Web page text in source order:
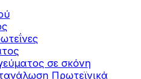
σε σκόνη
Πρωτεϊνικά